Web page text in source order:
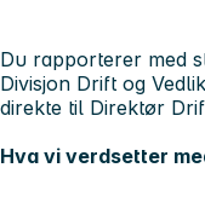
Du rapporterer med
Divisjon Drift og
direkte til Direktør
Hva vi verdsetter